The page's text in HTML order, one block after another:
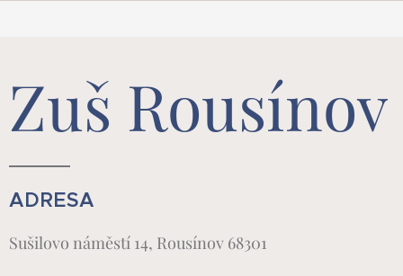
Zuš Rousínov
ADRESA
Sušilovo náměstí 14, Rousínov 68301